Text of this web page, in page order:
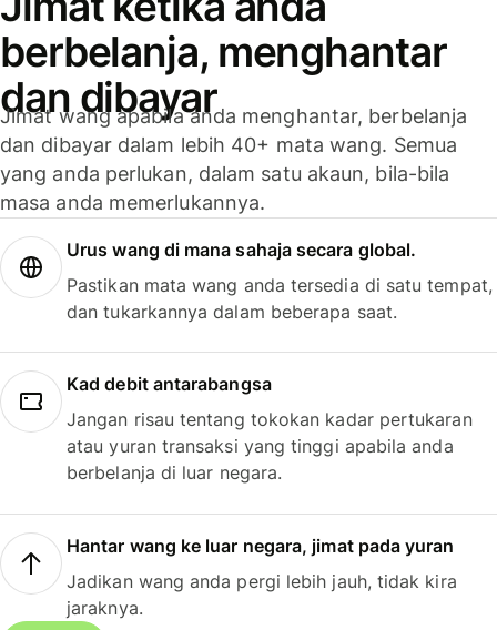
berbelanja, menghantar
dan dibayar
Jimat wang apabila anda menghantar, berbelanja
dan dibayar dalam lebih 40+ mata wang. Semua
yang anda perlukan, dalam satu akaun, bila-bila
masa anda memerlukannya.
Urus wang di mana sahaja secara global.
Pastikan mata wang anda tersedia di satu tempat,
dan tukarkannya dalam beberapa saat.
Kad debit antarabangsa
Jangan risau tentang tokokan kadar pertukaran
atau yuran transaksi yang tinggi apabila anda
berbelanja di luar negara.
Hantar wang ke luar negara, jimat pada yuran
Jadikan wang anda pergi lebih jauh, tidak kira
jaraknya.